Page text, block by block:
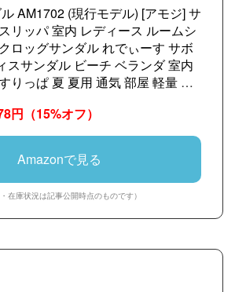
AM1702 (現行モデル) [アモジ] サ
リッパ 室内 レディース ルームシ
ロッグサンダル れでぃーす サボ
スサンダル ビーチ ベランダ 室内
りっぱ 夏 夏用 通気 部屋 軽量 お
外 玄関 ゴム つっかけ スリッポ
ラック 27.0cm
円 （15%オフ）
Amazonで見る
・在庫状況は記事公開時点のものです）